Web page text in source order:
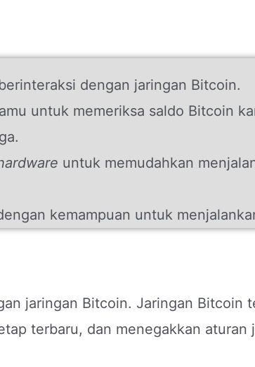
dengan jaringan Bitcoin.
untuk memeriksa saldo Bitcoin
untuk memudahkan
kemampuan untuk
jaringan Bitcoin. Jaringan Bitcoin
terbaru, dan menegakkan aturan